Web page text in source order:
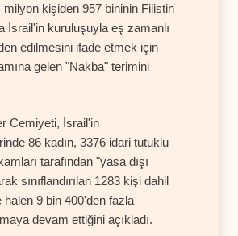
kişiden 957 bininin Filistin
İsrail'in kuruluşuyla eş zamanlı
edilmesini ifade etmek için
gelen "Nakba" terimini
Cemiyeti, İsrail'in
86 kadın, 3376 idari tutuklu
tarafından "yasa dışı
sınıflandırılan 1283 kişi dahil
9 bin 400'den fazla
devam ettiğini açıkladı.